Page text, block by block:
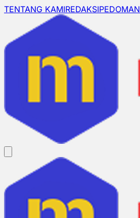
TENTANG KAMIREDAKSIPEDOMAN